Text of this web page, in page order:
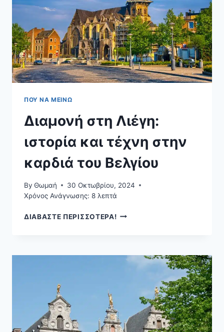
ΧΕΙΜΏΝΑ!
ΠΟΥ ΝΑ ΜΕΊΝΩ
Διαμονή στη Λιέγη:
ιστορία και τέχνη στην
καρδιά του Βελγίου
By Θωμαή
30 Οκτωβρίου, 2024
Χρόνος Ανάγνωσης: 8 λεπτά
ΔΙΑΒΑΣΤΕ ΠΕΡΙΣΣΟΤΕΡΑ!ΔΙΑΜΟΝΉ
ΚΑΙ
ΒΕΛΓΊΟΥ